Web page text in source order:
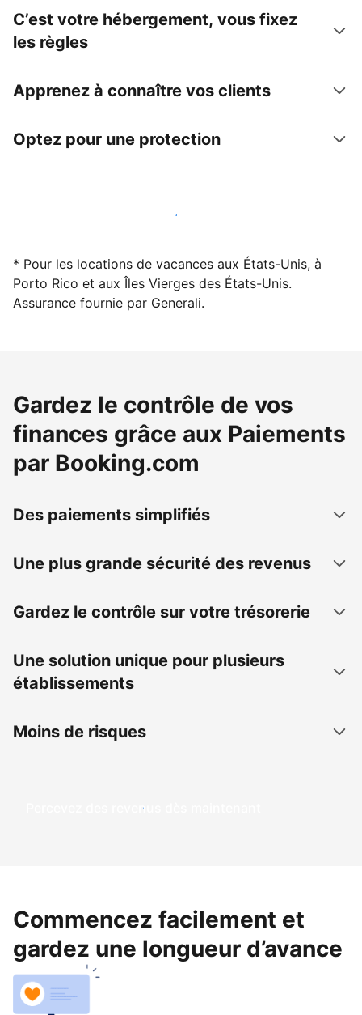
C’est votre hébergement, vous fixez
les règles
Apprenez à connaître vos clients
Optez pour une protection
Accueillez des clients avec nous dès maintenant
* Pour les locations de vacances aux États-Unis, à
Porto Rico et aux Îles Vierges des États-Unis.
Assurance fournie par Generali.
Gardez le contrôle de vos
finances grâce aux Paiements
par Booking.com
Des paiements simplifiés
Une plus grande sécurité des revenus
Gardez le contrôle sur votre trésorerie
Une solution unique pour plusieurs
établissements
Moins de risques
Percevez des revenus dès maintenant
Commencez facilement et
gardez une longueur d’avance